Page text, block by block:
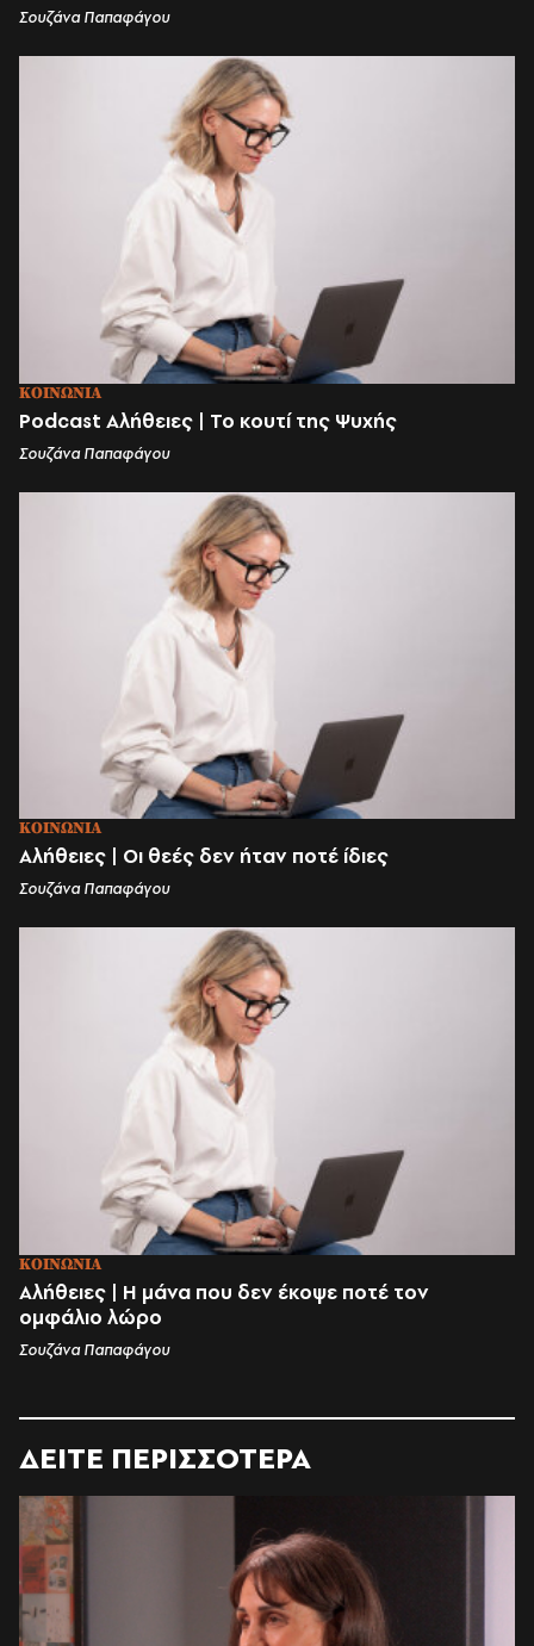
Σουζάνα Παπαφάγου
ΚΟΙΝΩΝΙΑ
Podcast Αλήθειες | Το κουτί της Ψυχής
Σουζάνα Παπαφάγου
ΚΟΙΝΩΝΙΑ
Αλήθειες | Οι θεές δεν ήταν ποτέ ίδιες
Σουζάνα Παπαφάγου
ΚΟΙΝΩΝΙΑ
Αλήθειες | Η μάνα που δεν έκοψε ποτέ τον
ομφάλιο λώρο
Σουζάνα Παπαφάγου
ΔΕΙΤΕ ΠΕΡΙΣΣΟΤΕΡΑ